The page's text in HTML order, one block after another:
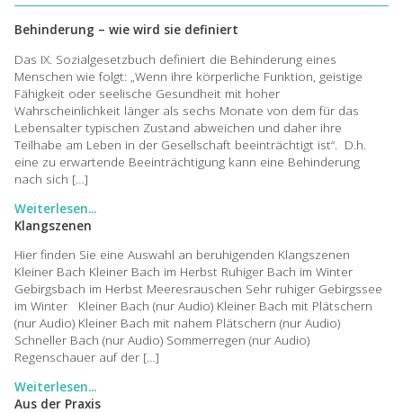
Behinderung – wie wird sie definiert
Das IX. Sozialgesetzbuch definiert die Behinderung eines
Menschen wie folgt: „Wenn ihre körperliche Funktion, geistige
Fähigkeit oder seelische Gesundheit mit hoher
Wahrscheinlichkeit länger als sechs Monate von dem für das
Lebensalter typischen Zustand abweichen und daher ihre
Teilhabe am Leben in der Gesellschaft beeinträchtigt ist“. D.h.
eine zu erwartende Beeinträchtigung kann eine Behinderung
nach sich […]
Weiterlesen...
Klangszenen
Hier finden Sie eine Auswahl an beruhigenden Klangszenen
Kleiner Bach Kleiner Bach im Herbst Ruhiger Bach im Winter
Gebirgsbach im Herbst Meeresrauschen Sehr ruhiger Gebirgssee
im Winter Kleiner Bach (nur Audio) Kleiner Bach mit Plätschern
(nur Audio) Kleiner Bach mit nahem Plätschern (nur Audio)
Schneller Bach (nur Audio) Sommerregen (nur Audio)
Regenschauer auf der […]
Weiterlesen...
Aus der Praxis